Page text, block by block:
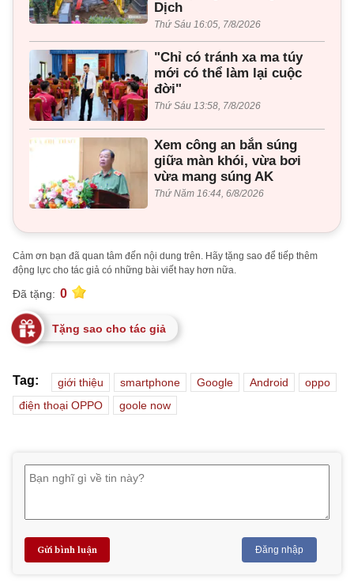
Dịch
Thứ Sáu 16:05, 7/8/2026
"Chỉ có tránh xa ma túy
mới có thể làm lại cuộc
đời"
Thứ Sáu 13:58, 7/8/2026
Xem công an bắn súng
giữa màn khói, vừa bơi
vừa mang súng AK
Thứ Năm 16:44, 6/8/2026
Cảm ơn bạn đã quan tâm đến nội dung trên. Hãy tặng sao để tiếp thêm
động lực cho tác giả có những bài viết hay hơn nữa.
Đã tặng: 0
Tặng sao cho tác giả
Tag: giới thiệu smartphone Google Android
oppo
điện thoại OPPO
goole now
Gửi bình luận Đăng nhập